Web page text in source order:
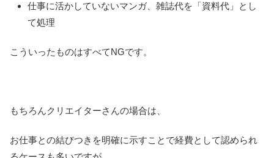
仕事に活かしていないマンガ、雑誌代を「資料代」とし
て処理
こういったものはすべてNGです。
もちろんクリエイターさんの場合は、
お仕事との結びつきを明確に示すことで経費として認められ